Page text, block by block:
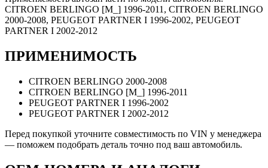
CITROEN BERLINGO [M_] 1996-2011, CITROEN BERLINGO
2000-2008, PEUGEOT PARTNER I 1996-2002, PEUGEOT
PARTNER I 2002-2012
ПРИМЕНИМОСТЬ
CITROEN BERLINGO 2000-2008
CITROEN BERLINGO [M_] 1996-2011
PEUGEOT PARTNER I 1996-2002
PEUGEOT PARTNER I 2002-2012
Перед покупкой уточните совместимость по VIN у менеджера
— поможем подобрать деталь точно под ваш автомобиль.